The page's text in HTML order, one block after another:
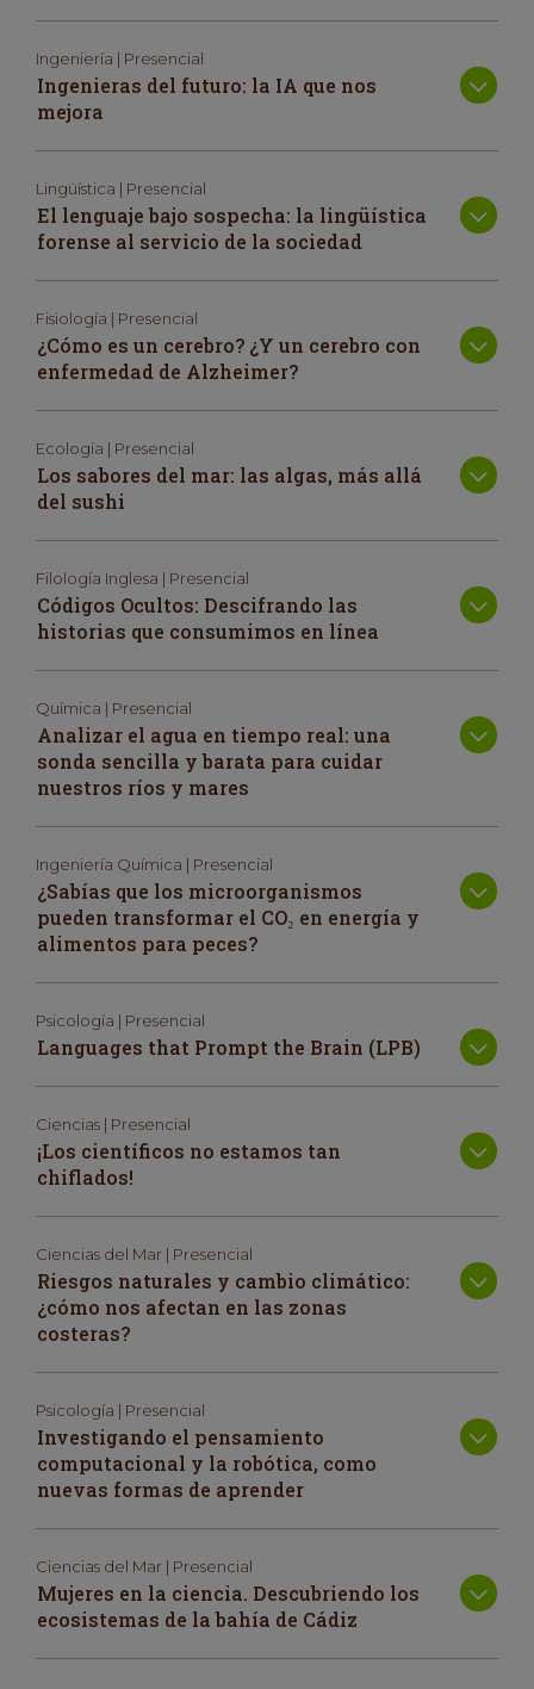
Ingeniería | Presencial
Ingenieras del futuro: la IA que nos
mejora
Lingüística | Presencial
El lenguaje bajo sospecha: la lingüística
forense al servicio de la sociedad
Fisiología | Presencial
¿Cómo es un cerebro? ¿Y un cerebro con
enfermedad de Alzheimer?
Ecología | Presencial
Los sabores del mar: las algas, más allá
del sushi
Filología Inglesa | Presencial
Códigos Ocultos: Descifrando las
historias que consumimos en línea
Química | Presencial
Analizar el agua en tiempo real: una
sonda sencilla y barata para cuidar
nuestros ríos y mares
Ingeniería Química | Presencial
¿Sabías que los microorganismos
pueden transformar el CO₂ en energía y
alimentos para peces?
Psicología | Presencial
Languages that Prompt the Brain (LPB)
Ciencias | Presencial
¡Los científicos no estamos tan
chiflados!
Ciencias del Mar | Presencial
Riesgos naturales y cambio climático:
¿cómo nos afectan en las zonas
costeras?
Psicología | Presencial
Investigando el pensamiento
computacional y la robótica, como
nuevas formas de aprender
Ciencias del Mar | Presencial
Mujeres en la ciencia. Descubriendo los
ecosistemas de la bahía de Cádiz